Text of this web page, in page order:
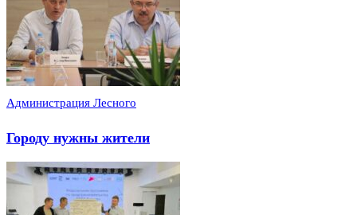
Администрация Лесного
Городу нужны жители